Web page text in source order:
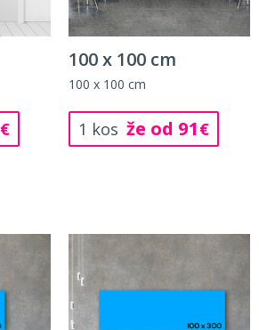
€
100 x 100 cm
100 x 100 cm
1 kos že od 91 €